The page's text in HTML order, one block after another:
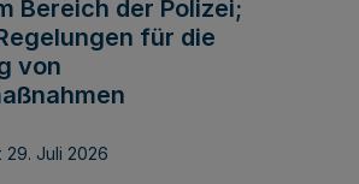
Bereich der Polizei;
für die
von
29. Juli 2026